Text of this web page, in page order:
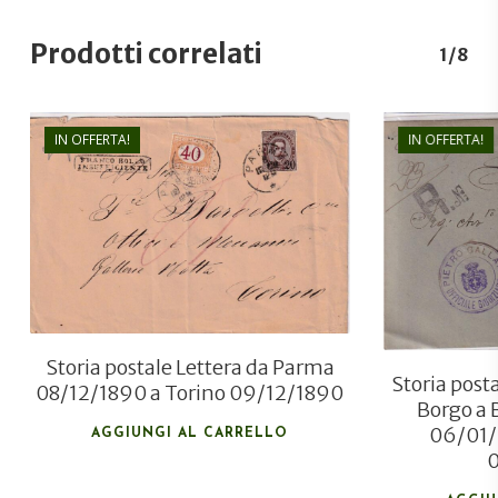
Prodotti correlati 1/8
IN OFFERTA!
€690,00
€200,00
Storia postale Lettera da Parma
08/12/1890 a Torino 09/12/1890
AGGIUNGI AL CARRELLO
IN OFFERTA!
Storia
Borgo a
06/01/